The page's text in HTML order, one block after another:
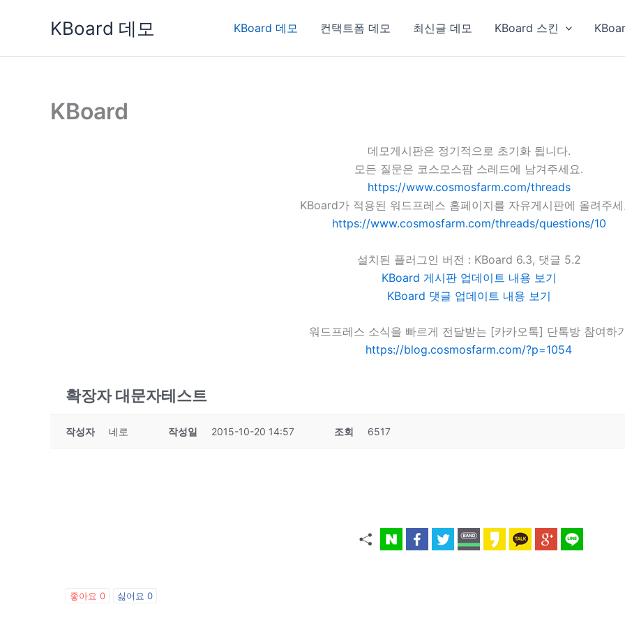
KBoard 데모 KBoard 데모 컨택트폼 데모 최신글 데모 KBoard 스킨
KBoard
데모게시판은 정기적으로 초기화 됩니다.
모든 질문은 코스모스팜 스레드에 남겨주세요.
https://www.cosmosfarm.com/threads
KBoard가 적용된 워드프레스 홈페이지를 자유게시판에 올려주
https://www.cosmosfarm.com/threads/questions/10
설치된 플러그인 버전 : KBoard 6.3, 댓글 5.2
KBoard 게시판 업데이트 내용 보기
KBoard 댓글 업데이트 내용 보기
워드프레스 소식을 빠르게 전달받는 [카카오톡] 단톡방 참여하
https://blog.cosmosfarm.com/?p=1054
확장자 대문자테스트
작성자 네로 작성일 2015-10-20 14:57 조회 6517
좋아요 0 싫어요 0